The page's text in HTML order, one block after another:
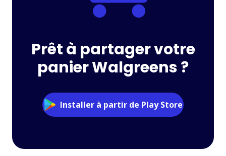
Prêt à partager votre
panier Walgreens ?
Installer à partir de Play Store